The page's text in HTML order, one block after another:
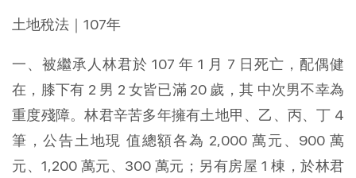
土地稅法｜107年
一、被繼承人林君於 107 年 1 月 7 日死亡，配偶健
在，膝下有 2 男 2 女皆已滿 20 歲，其 中次男不幸為
重度殘障。林君辛苦多年擁有土地甲、乙、丙、丁 4
筆，公告土地現 值總額各為 2,000 萬元、900 萬
元、1,200 萬元、300 萬元；另有房屋 1 棟，於林君